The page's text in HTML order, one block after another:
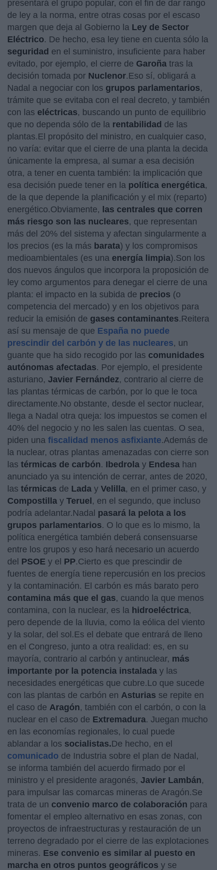
presentará el grupo popular, con el fin de dar rango
de ley a la norma, entre otras cosas por el escaso
margen que deja al Gobierno la Ley de Sector
Eléctrico. De hecho, esa ley tiene en cuenta sólo la
seguridad en el suministro, insuficiente para haber
evitado, por ejemplo, el cierre de Garoña tras la
decisión tomada por Nuclenor.Eso sí, obligará a
Nadal a negociar con los grupos parlamentarios,
trámite que se evitaba con el real decreto, y también
con las eléctricas, buscando un punto de equilibrio
que no dependa sólo de la rentabilidad de las
plantas.El propósito del ministro, en cualquier caso,
no varía: evitar que el cierre de una planta la decida
únicamente la empresa, al sumar a esa decisión
otra, a tener en cuenta también: la implicación que
esa decisión puede tener en la política energética,
de la que depende la planificación y el mix (reparto)
energético.Obviamente, las centrales que corren
más riesgo son las nucleares, que representan
más del 20% del sistema y afectan singularmente a
los precios (es la más barata) y los compromisos
medioambientales (es una energía limpia).Son los
dos nuevos ángulos que incorpora la proposición de
ley como argumentos para denegar el cierre de una
planta: el impacto en la subida de precios (o
competencia del mercado) y en los objetivos para
reducir la emisión de gases contaminantes.Reitera
así su mensaje de que España no puede
prescindir del carbón y de las nucleares, un
guante que ha sido recogido por las comunidades
autónomas afectadas. Por ejemplo, el presidente
asturiano, Javier Fernández, contrario al cierre de
las plantas térmicas de carbón, por lo que le toca
directamente.No obstante, desde el sector nuclear,
llega a Nadal otra queja: los impuestos se comen el
40% del negocio y no les salen las cuentas. O sea,
piden una fiscalidad menos asfixiante.Además de
la nuclear, otras plantas amenazadas con cierre son
las térmicas de carbón. Ibedrola y Endesa han
anunciado ya su intención de cerrar, antes de 2020,
las térmicas de Lada y Velilla, en el primer caso, y
Compostilla y Teruel , en el segundo, que incluso
podría adelantar.Nadal pasará la pelota a los
grupos parlamentarios. O lo que es lo mismo, la
política energética también deberá consensuarse
entre los grupos y eso hará necesario un acuerdo
del PSOE y el PP.Cierto es que prescindir de
fuentes de energía tiene repercusión en los precios
y la contaminación. El carbón es más barato pero
contamina más que el gas, cuando la que menos
contamina, con la nuclear, es la hidroeléctrica,
pero depende de la lluvia, como la eólica del viento
y la solar, del sol.Es el debate que entrará de lleno
en el Congreso, junto a otra realidad: es, en su
mayoría, contrario al carbón y antinuclear, más
importante por la potencia instalada y las
necesidades energéticas que cubre.Lo que sucede
con las plantas de carbón en Asturias se repite en
el caso de Aragón, también con el carbón, o con la
nuclear en el caso de Extremadura. Juegan mucho
en las economías regionales, lo cual puede
ablandar a los socialistas.De hecho, en el
comunicado de Industria sobre el plan de Nadal,
se informa también del acuerdo firmado por el
ministro y el presidente aragonés, Javier Lambán,
para impulsar las comarcas mineras de Aragón.Se
trata de un convenio marco de colaboración para
fomentar el empleo alternativo en esas zonas, con
proyectos de infraestructuras y restauración de un
terreno degradado por el cierre de las explotaciones
mineras. Ese convenio es similar al puesto en
marcha en otros puntos geográficos y se